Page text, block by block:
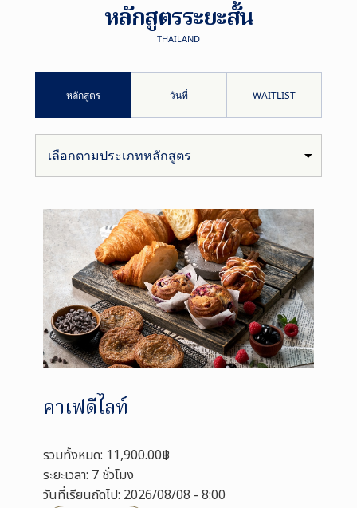
หลักสูตรระยะสั้น
THAILAND
หลักสูตร วันที่ WAITLIST
คาเฟดีไลท์
รวมทั้งหมด: 11,900.00฿
ระยะเวลา: 7 ชั่วโมง
วันที่เรียนถัดไป: 2026/08/08 - 8:00